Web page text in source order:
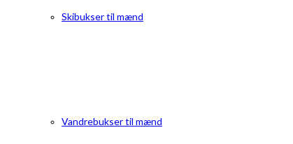
Skibukser til mænd
Vandrebukser til mænd